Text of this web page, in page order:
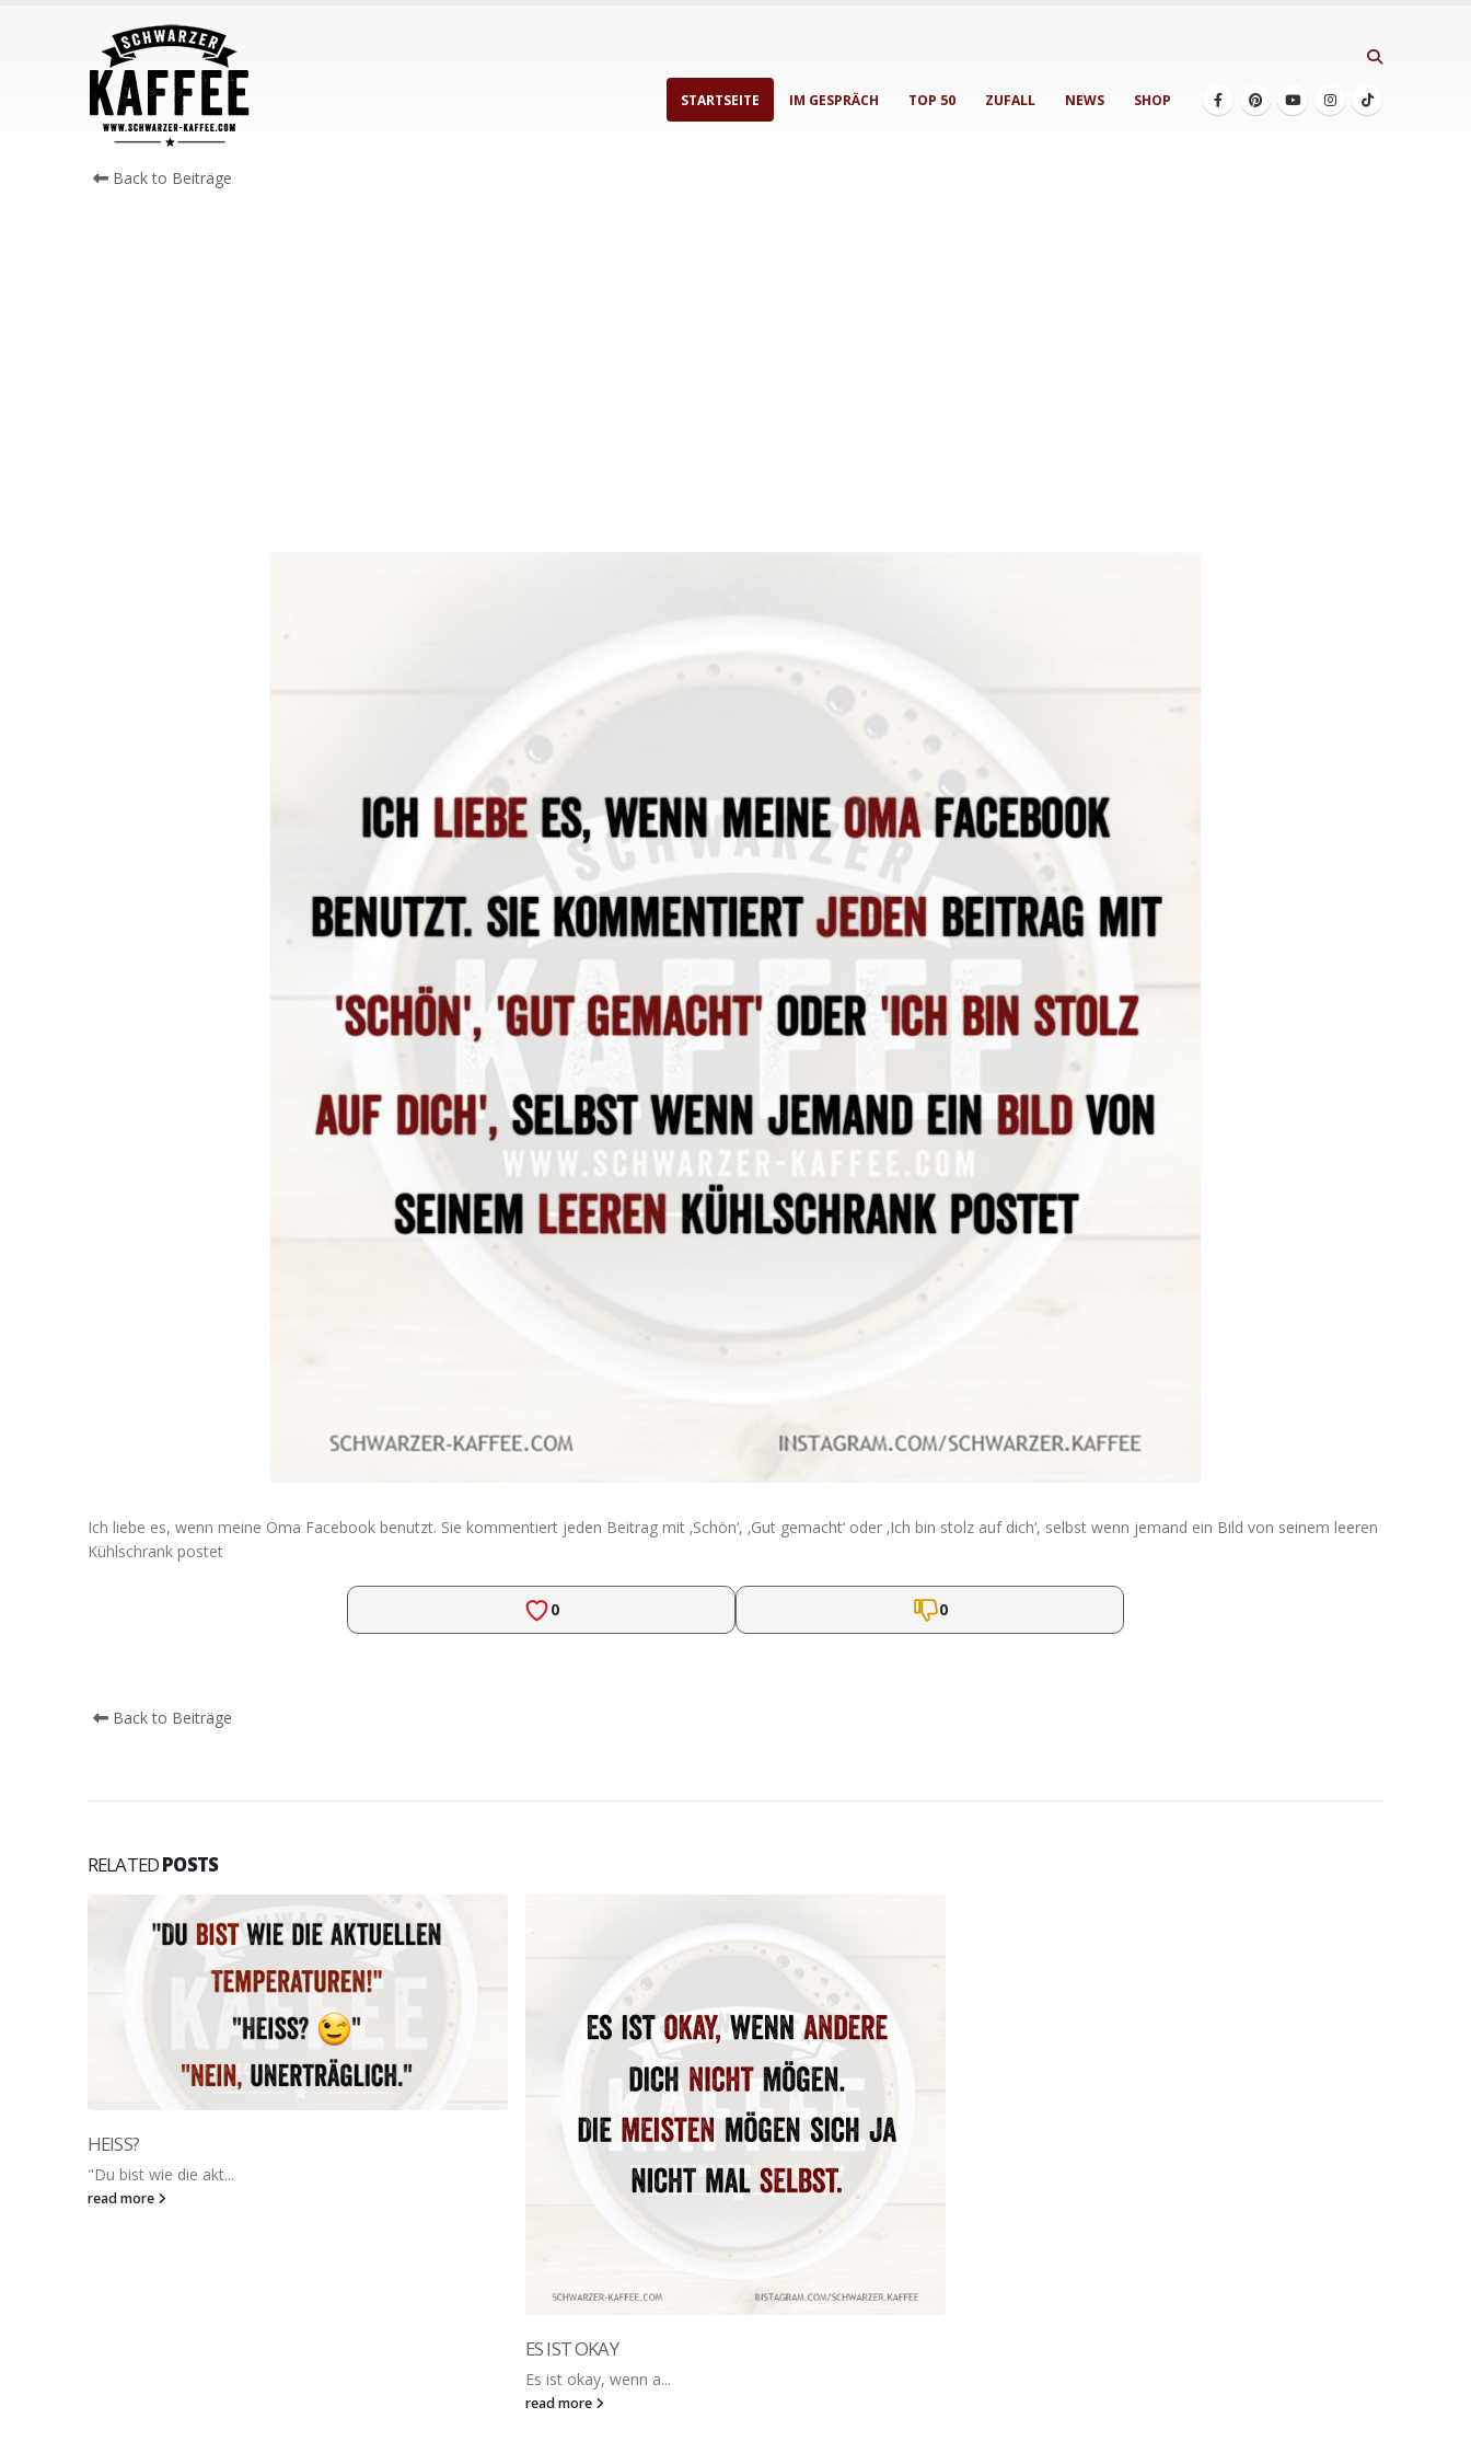
STARTSEITE IM GESPRÄCH TOP 50 ZUFALL NEWS SHOP
Back to Beiträge
Ich liebe es, wenn meine Oma Facebook benutzt. Sie kommentiert jeden Beitrag mit ‚Schön‘, ‚Gut gemacht‘ oder ‚Ich bin stolz auf dich‘, selbst wenn jemand ein Bild von seinem leeren
Kühlschrank postet
0 0
Back to Beiträge
RELATEDPOSTS
HEISS?
"Du bist wie die akt...
read more
ES IST OKAY
Es ist okay, wenn a...
read more